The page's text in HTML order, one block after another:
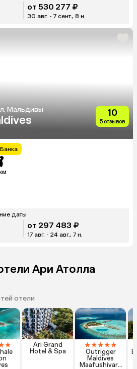
от 530 277 ₽
30 авг. - 7 сент., 8 н.
Мальдивы 10
5 отзывов
даты
от 297 483 ₽
17 авг. - 24 авг., 7 н.
Ари Атолла
отели
★
Ari Grand
Hotel & Spa
★★★★★
Outrigger
Maldives
Maafushivaru